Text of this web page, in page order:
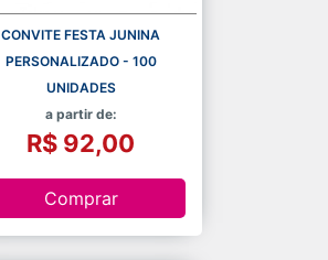
CONVITE FESTA JUNINA
PERSONALIZADO - 100
UNIDADES
a partir de:
R$ 92,00
Comprar